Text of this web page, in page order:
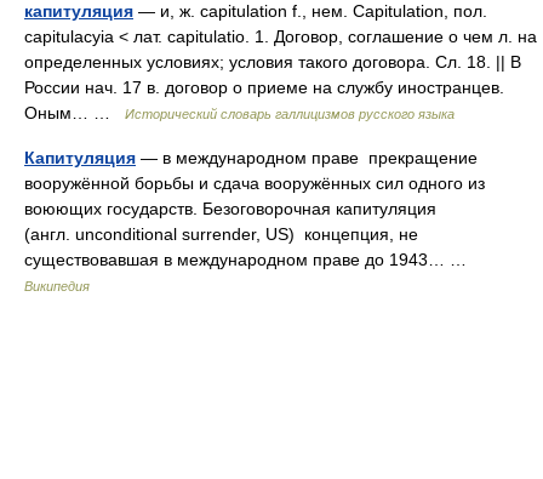
капитуляция — и, ж. capitulation f., нем. Capitulation, пол.
capitulacyia < лат. capitulatio. 1. Договор, соглашение о чем л. на
определенных условиях; условия такого договора. Сл. 18. || В
России нач. 17 в. договор о приеме на службу иностранцев.
Оным… …
Исторический словарь галлицизмов русского языка
Капитуляция — в международном праве прекращение
вооружённой борьбы и сдача вооружённых сил одного из
воюющих государств. Безоговорочная капитуляция
(англ. unconditional surrender, US) концепция, не
существовавшая в международном праве до 1943… …
Википедия